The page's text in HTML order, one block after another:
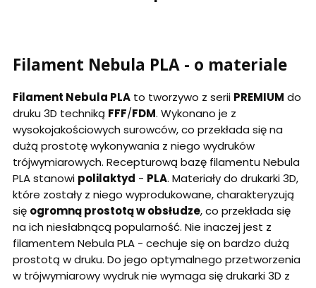
Filament Nebula PLA - o materiale
Filament Nebula PLA to tworzywo z serii PREMIUM do
druku 3D techniką FFF/FDM. Wykonano je z
wysokojakościowych surowców, co przekłada się na
dużą prostotę wykonywania z niego wydruków
trójwymiarowych. Recepturową bazę filamentu Nebula
PLA stanowi polilaktyd - PLA. Materiały do drukarki 3D,
które zostały z niego wyprodukowane, charakteryzują
się ogromną prostotą w obsłudze, co przekłada się
na ich niesłabnącą popularność. Nie inaczej jest z
filamentem Nebula PLA - cechuje się on bardzo dużą
prostotą w druku. Do jego optymalnego przetworzenia
w trójwymiarowy wydruk nie wymaga się drukarki 3D z